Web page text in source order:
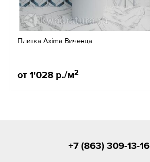
Плитка Axima Виченца
от 1'028 р./м2
+7 (863) 309-13-16